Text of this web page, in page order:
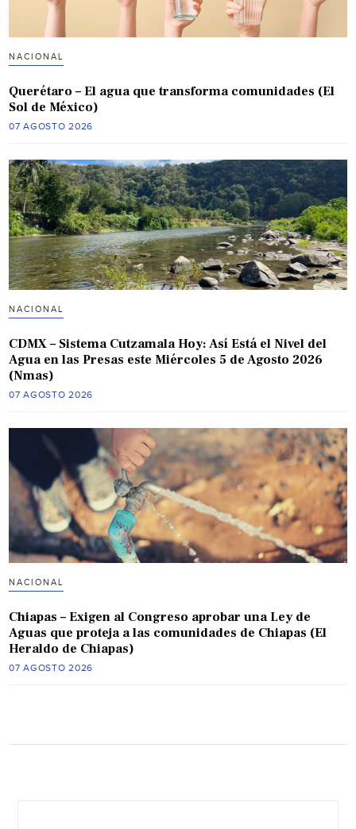
NACIONAL
Querétaro – El agua que transforma comunidades (El
Sol de México)
07 AGOSTO 2026
NACIONAL
CDMX – Sistema Cutzamala Hoy: Así Está el Nivel del
Agua en las Presas este Miércoles 5 de Agosto 2026
(Nmas)
07 AGOSTO 2026
NACIONAL
Chiapas – Exigen al Congreso aprobar una Ley de
Aguas que proteja a las comunidades de Chiapas (El
Heraldo de Chiapas)
07 AGOSTO 2026